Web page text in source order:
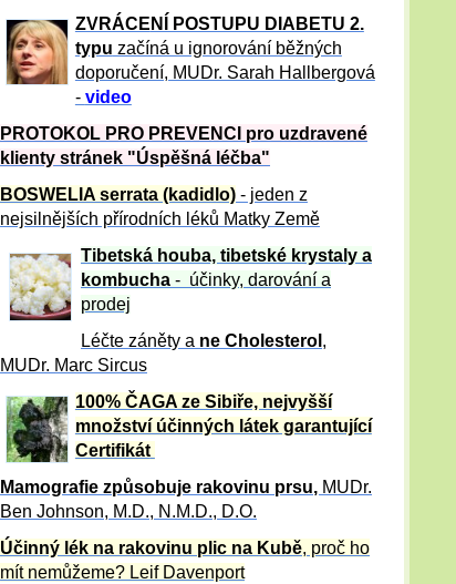
ZVRÁCE NÍ POSTUPU DIABETU 2.
typu začíná u ignorování běžných
doporučení, MUDr. Sarah Hallbergová
- video
PROTOKOL PRO PREVENCI pro uzdravené
klienty stránek "Úspěšná léčba"
BOSWELIA serrata (kadidlo) - jeden z
nejsilnějších přírodních léků Matky Země
Tibetská houba, tibetské krystaly a
kombucha - účinky, darování a
prodej
Léčte záněty a ne Cholesterol ,
MUDr. Marc Sircus
100% ČAGA ze Sibiře, nejvyšší
množství účinných látek garantující
Certifikát
Mamografie způsobuje rakovinu prsu, MUDr.
Ben Johnson, M.D., N.M.D., D.O.
Účinný lék na rakovinu plic na Kubě, proč ho
mít nemůžeme? Leif Davenport